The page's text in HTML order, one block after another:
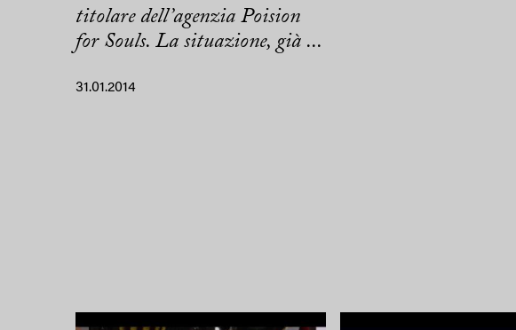
titolare dell’agenzia Poision
for Souls. La situazione, già ...
31.01.2014